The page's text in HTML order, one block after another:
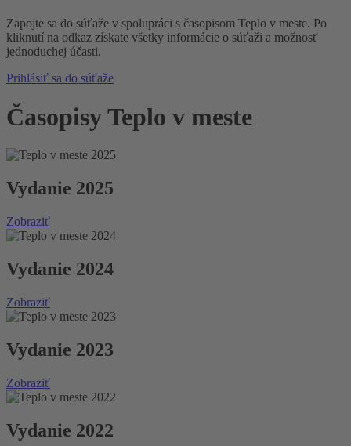
Zapojte sa do súťaže v spolupráci s časopisom Teplo v meste. Po
kliknutí na odkaz získate všetky informácie o súťaži a možnosť
jednoduchej účasti.
Prihlásiť sa do súťaže
Časopisy Teplo v meste
Vydanie 2025
Zobraziť
Vydanie 2024
Zobraziť
Vydanie 2023
Zobraziť
Vydanie 2022